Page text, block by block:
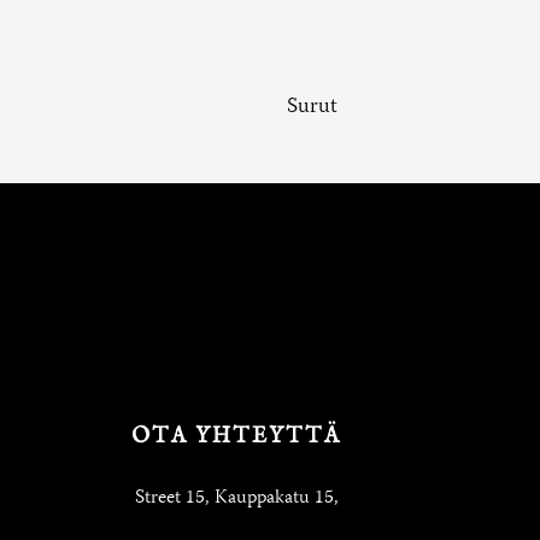
Surut
OTA YHTEYTTÄ
Street 15, Kauppakatu 15,